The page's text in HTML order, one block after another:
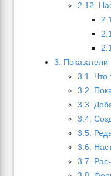
2.12.
3. Показатели
3.1. Что
3.2.
3.3.
3.4.
3.5.
3.6.
3.7.